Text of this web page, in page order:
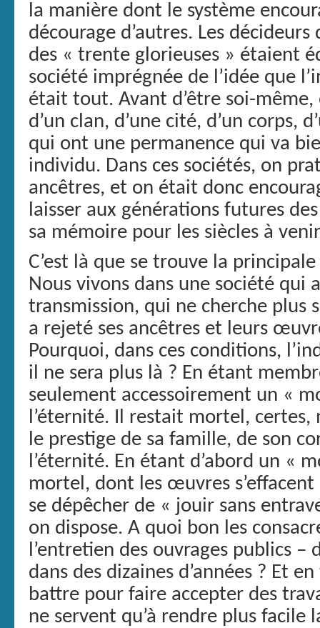
la manière dont le système
décourage d’autres. Les
des « trente glorieuses » étaient
société imprégnée de l’idée que
était tout. Avant d’être soi-
d’un clan, d’une cité, d’un corps,
qui ont une permanence qui va
individu. Dans ces sociétés, on
ancêtres, et on était donc
laisser aux générations futures
sa mémoire pour les siècles à
C’est là que se trouve la
Nous vivons dans une société qui
transmission, qui ne cherche plus
a rejeté ses ancêtres et leurs
Pourquoi, dans ces conditions,
il ne sera plus là ? En étant
seulement accessoirement un «
l’éternité. Il restait mortel, certes,
le prestige de sa famille, de son
l’éternité. En étant d’abord un «
mortel, dont les œuvres
se dépêcher de « jouir sans
on dispose. A quoi bon les
l’entretien des ouvrages publics
dans des dizaines d’années ? Et
battre pour faire accepter des
ne servent qu’à rendre plus facile